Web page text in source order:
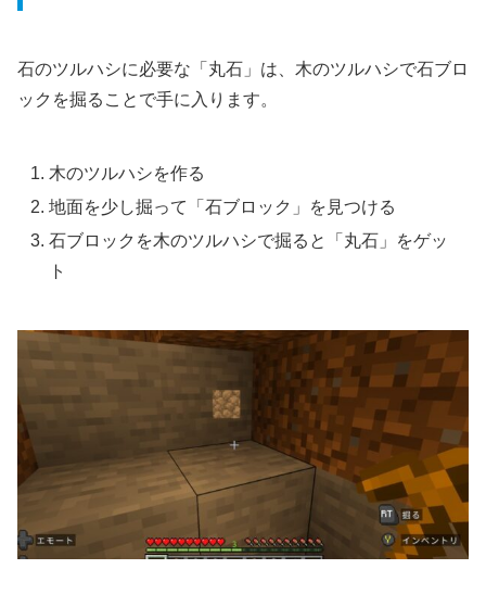
石のツルハシに必要な「丸石」は、木のツルハシで石ブロ
ックを掘ることで手に入ります。
木のツルハシを作る
地面を少し掘って「石ブロック」を見つける
石ブロックを木のツルハシで掘ると「丸石」をゲッ
ト